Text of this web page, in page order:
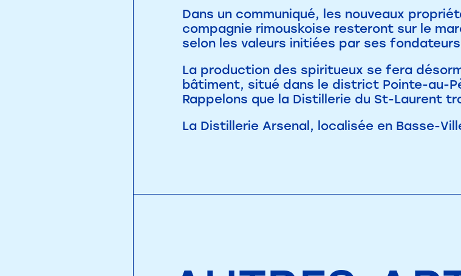
Dans un communiqué, les nouveaux
compagnie rimouskoise resteront sur le
selon les valeurs initiées par ses
La production des spiritueux se fera
bâtiment, situé dans le district Pointe-au-
Rappelons que la Distillerie du St-Laurent
La Distillerie Arsenal, localisée en Basse-